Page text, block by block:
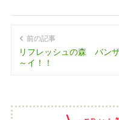
前の記事
リフレッシュの森 バン
～イ！！